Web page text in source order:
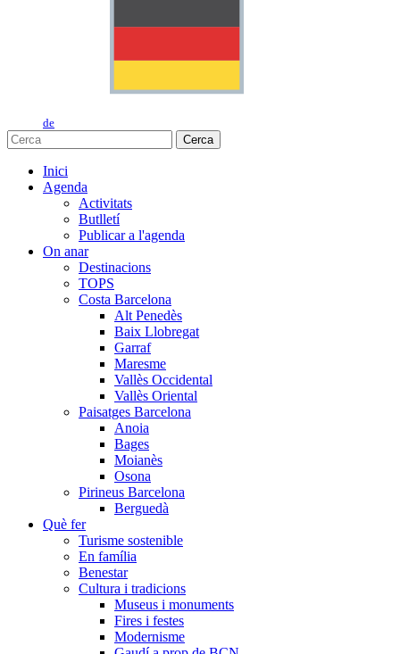
de
Cerca
Inici
Agenda
Activitats
Butlletí
Publicar a l'agenda
On anar
Destinacions
TOPS
Costa Barcelona
Alt Penedès
Baix Llobregat
Garraf
Maresme
Vallès Occidental
Vallès Oriental
Paisatges Barcelona
Anoia
Bages
Moianès
Osona
Pirineus Barcelona
Berguedà
Què fer
Turisme sostenible
En família
Benestar
Cultura i tradicions
Museus i monuments
Fires i festes
Modernisme